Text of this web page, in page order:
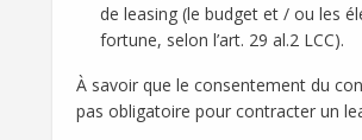
de leasing (le budget et / ou les
fortune, selon l’art. 29 al.2 LCC).
À savoir que le consentement du
pas obligatoire pour contracter un